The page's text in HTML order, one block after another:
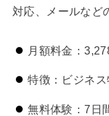
対応、メールなど
月額料金：
特徴：ビジネ
無料体験：7日